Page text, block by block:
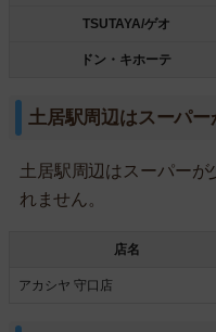
TSUTAYA/ゲオ
ドン・キホーテ
土居駅周辺はスーパー
土居駅周辺はスーパーが
れません。
店名
アカシヤ 守口店